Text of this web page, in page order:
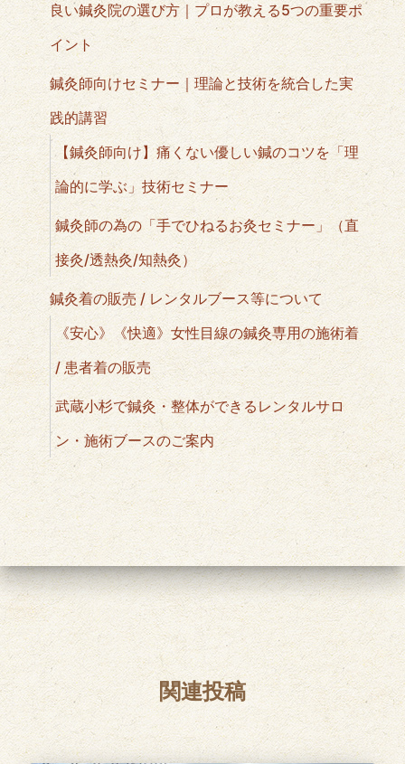
良い鍼灸院の選び方｜プロが教える5つの重要ポ
イント
鍼灸師向けセミナー｜理論と技術を統合した実
践的講習
【鍼灸師向け】痛くない優しい鍼のコツを「理
論的に学ぶ」技術セミナー
鍼灸師の為の「手でひねるお灸セミナー」（直
接灸/透熱灸/知熱灸）
鍼灸着の販売 / レンタルブース等について
《安心》《快適》女性目線の鍼灸専用の施術着
/ 患者着の販売
武蔵小杉で鍼灸・整体ができるレンタルサロ
ン・施術ブースのご案内
関連投稿